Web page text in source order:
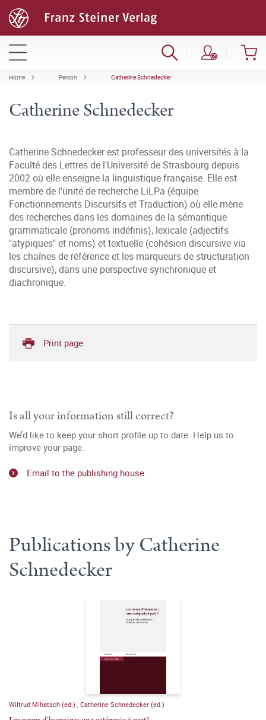
Home Person Catherine Schnedecker
Catherine Schnedecker
Catherine Schnedecker est professeur des universités à la
Faculté des Lettres de l'Université de Strasbourg depuis
2002 où elle enseigne la linguistique française. Elle est
membre de l'unité de recherche LiLPa (équipe
Fonctionnements Discursifs et Traduction) où elle mène
des recherches dans les domaines de la sémantique
grammaticale (pronoms indéfinis), lexicale (adjectifs
"atypiques" et noms) et textuelle (cohésion discursive via
les chaînes de référence et les marqueurs de structuration
discursive), dans une perspective synchronique et
diachronique.
Print page
Is all your information still correct?
We’d like to keep your short profile up to date. Help us to
improve your page.
Email to the publishing house
Publications by Catherine
Schnedecker
Wiltrud Mihatsch (ed.) Catherine Schnedecker (ed.)